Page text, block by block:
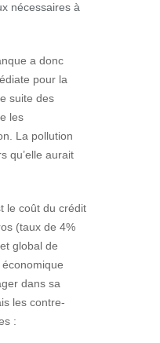
nécessaires à
a donc
pour la
suite des
les
La pollution
qu’elle aurait
le coût du crédit
(taux de 4%
global de
économique
dans sa
les contre-
: